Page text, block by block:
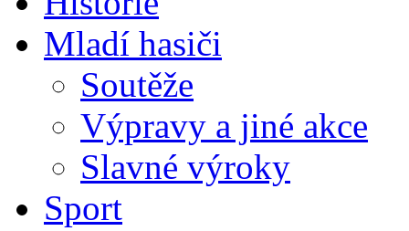
Mladí hasiči
Soutěže
Výpravy a jiné akce
Slavné výroky
Sport